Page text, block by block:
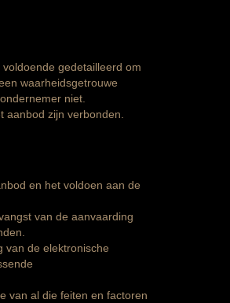
gedetailleerd om
waarheidsgetrouwe
niet.
zijn verbonden.
en het voldoen aan de
van de aanvaarding
van de elektronische
van al die feiten en factoren